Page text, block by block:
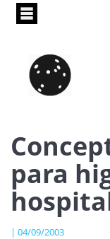
Pasar
principal
para
| 04/09/2003